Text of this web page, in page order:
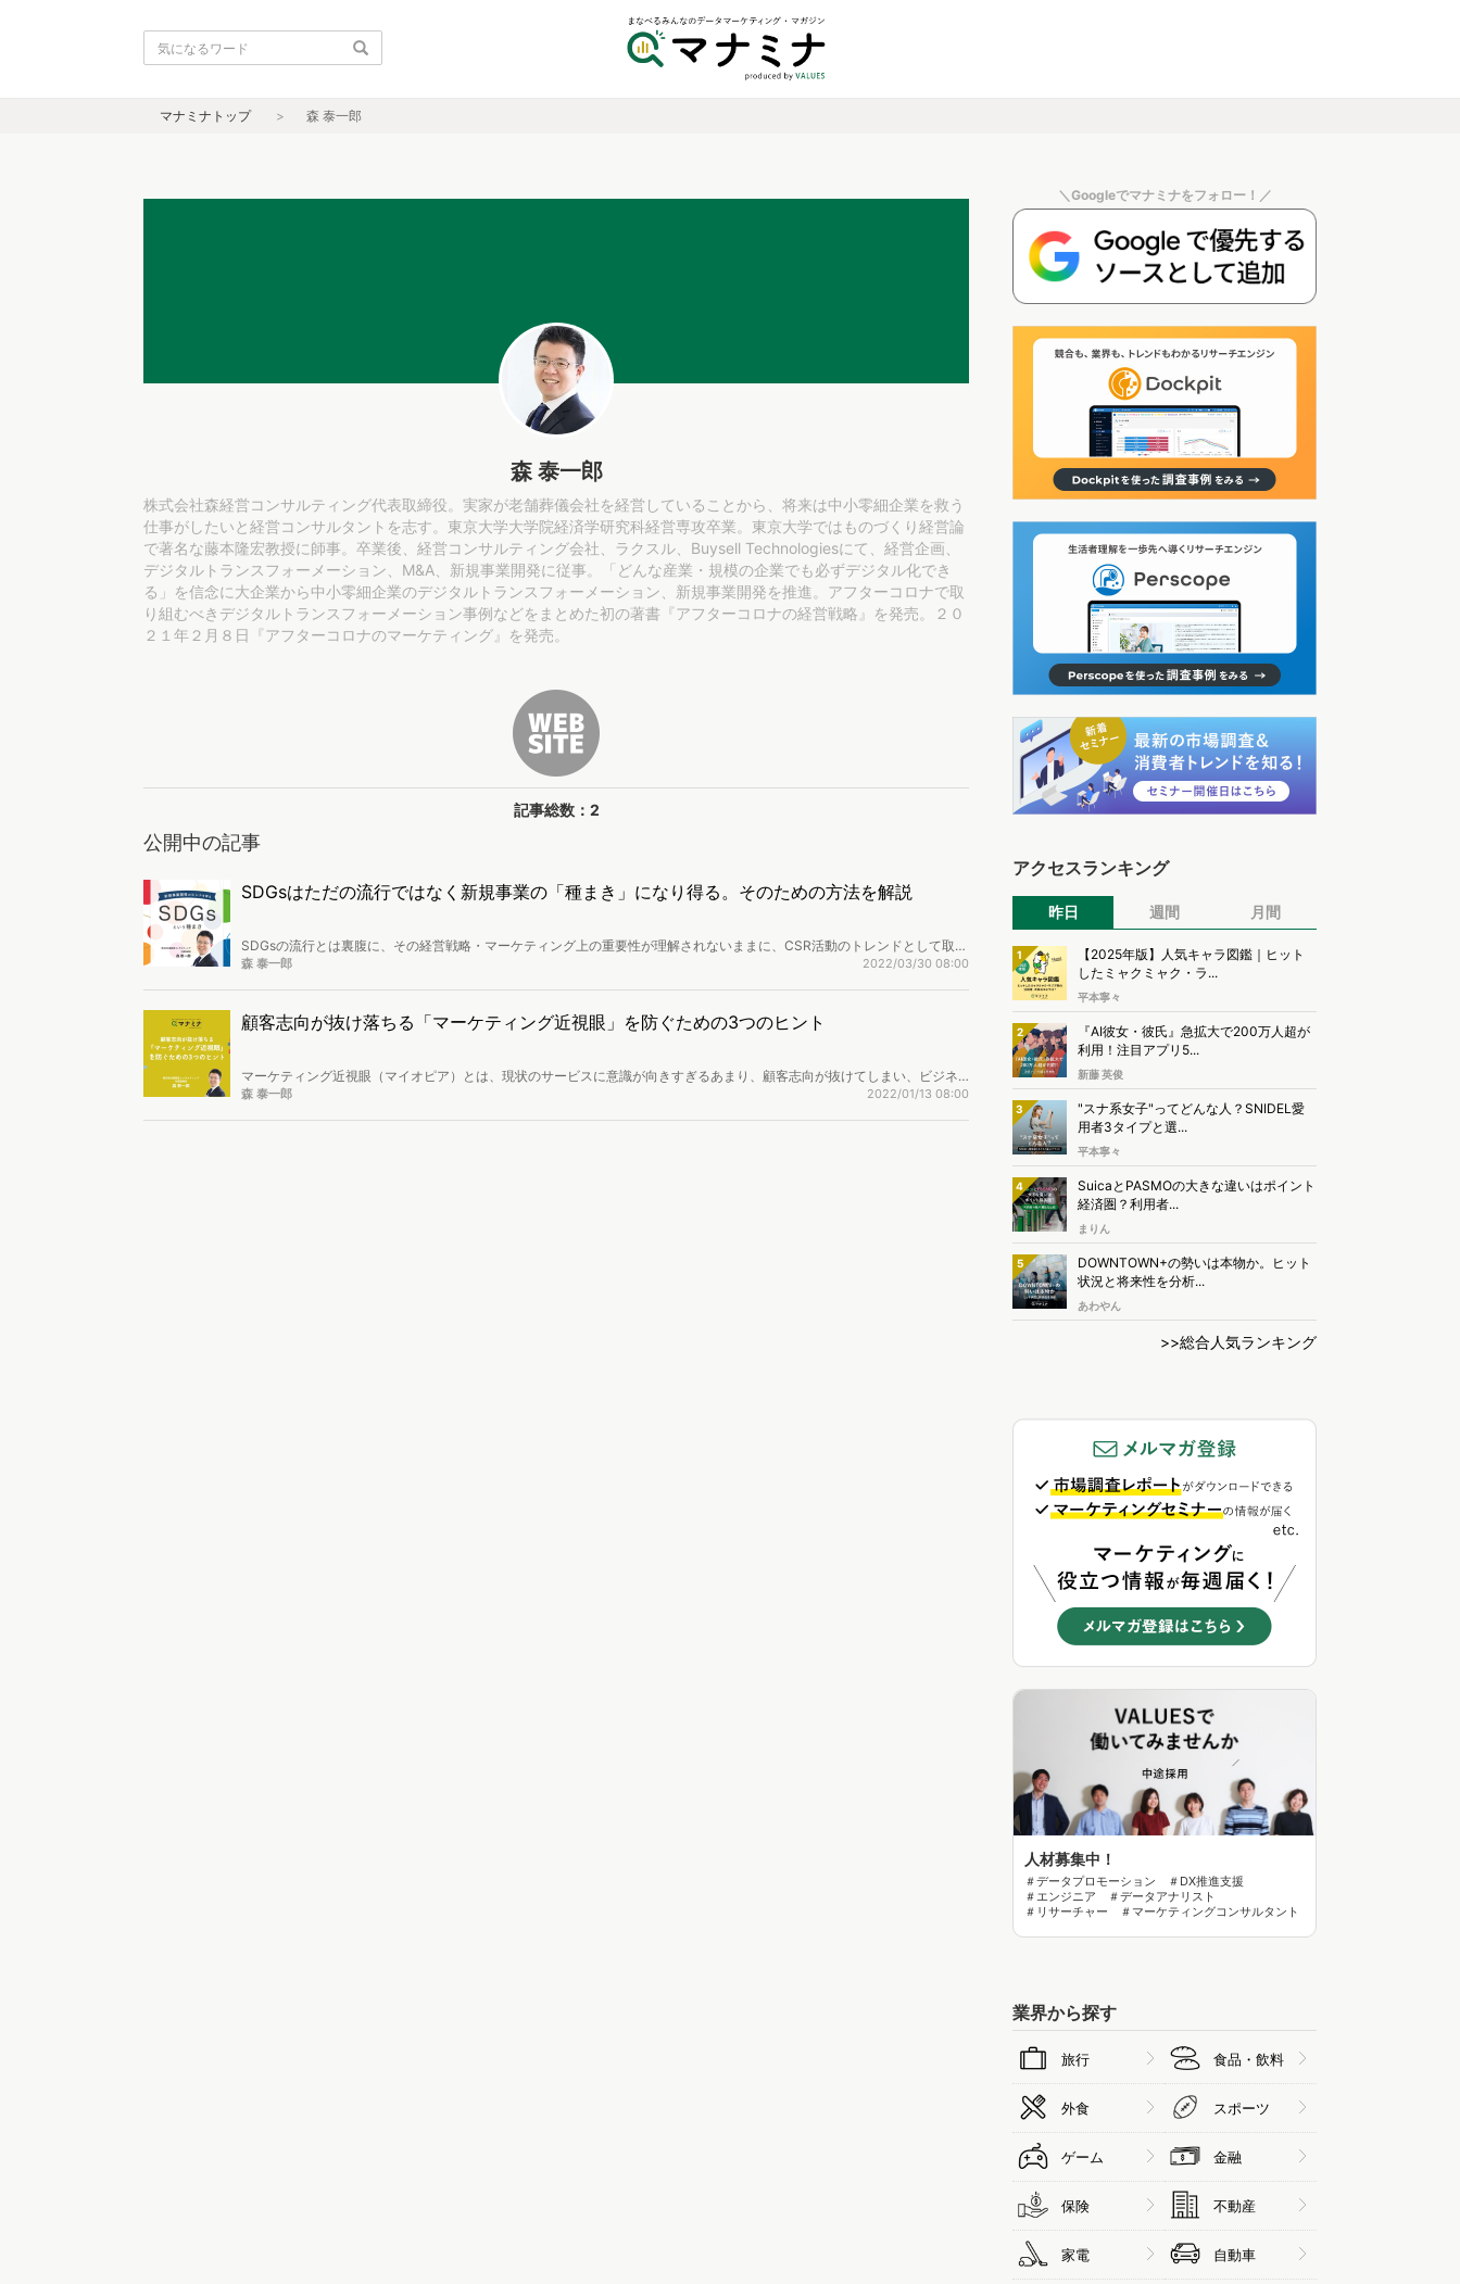
マナミナトップ 森 泰一郎
森 泰一郎
株式会社森経営コンサルティング代表取締役。実家が老舗葬儀会社を経営していることから、将来は中小零細企業を救う
仕事がしたいと経営コンサルタントを志す。東京大学大学院経済学研究科経営専攻卒業。東京大学ではものづくり経営論
で著名な藤本隆宏教授に師事。卒業後、経営コンサルティング会社、ラクスル、Buysell Technologiesにて、経営企画、
デジタルトランスフォーメーション、M&A、新規事業開発に従事。「どんな産業・規模の企業でも必ずデジタル化でき
る」を信念に大企業から中小零細企業のデジタルトランスフォーメーション、新規事業開発を推進。アフターコロナで取
り組むべきデジタルトランスフォーメーション事例などをまとめた初の著書『アフターコロナの経営戦略』を発売。２０
２１年２月８日『アフターコロナのマーケティング』を発売。
記事総数：2
公開中の記事
SDGsはただの流行ではなく新規事業の「種まき」になり得る。そのための方法を解説
SDGsの流行とは裏腹に、その経営戦略・マーケティング上の重要性が理解されないままに、CSR活動のトレンドとして取り
組んでいる企業も数多く見られます。SDGsを新規事業開発の「種まき」にする方法について、『アフターコロナのマーケテ
森 泰一郎 2022/03/30 08:00
顧客志向が抜け落ちる「マーケティング近視眼」を防ぐための3つのヒント
マーケティング近視眼（マイオピア）とは、現状のサービスに意識が向きすぎるあまり、顧客志向が抜けてしまい、ビジネ
スの大きな転換の必要性に気が付かない現象を指します。実際の事例や陥らないための3つのヒントについて、『アフターコ
森 泰一郎 2022/01/13 08:00
＼Googleでマナミナをフォロー！／
アクセスランキング
昨日 週間 月間
1
【2025年版】人気キャラ図鑑｜ヒット
したミャクミャク・ラ...
平本寧々
2
『AI彼女・彼氏』急拡大で200万人超が
利用！注目アプリ5...
新藤 英俊
3
"スナ系女子"ってどんな人？SNIDEL愛
用者3タイプと選...
平本寧々
4
SuicaとPASMOの大きな違いはポイント
経済圏？利用者...
まりん
5
DOWNTOWN+の勢いは本物か。ヒット
状況と将来性を分析...
あわやん
>>総合人気ランキング
人材募集中！
＃データプロモーション ＃DX推進支援
＃エンジニア ＃データアナリスト
＃リサーチャー ＃マーケティングコンサルタント
業界から探す
旅行 食品・飲料
外食 スポーツ
ゲーム 金融
保険 不動産
家電 自動車